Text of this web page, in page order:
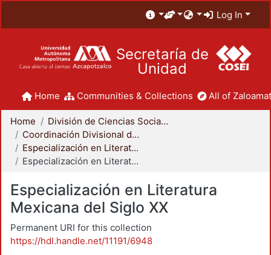
Log In
Secretaría de
Unidad
Home Communities & Collections All of
Home
División de Ciencias Sociales y Humanidades
Coordinación Divisional de Posgrado
Especialización en Literatura Mexicana del Siglo XX
Especialización en Literatura Mexicana del Siglo XX
Especialización en Literatura
Mexicana del Siglo XX
Permanent URI for this collection
https://hdl.handle.net/11191/6948